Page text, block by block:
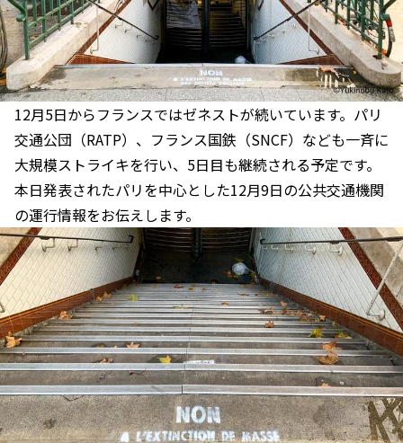
12月5日からフランスではゼネストが続いています。パリ
交通公団（RATP）、フランス国鉄（SNCF）なども一斉に
大規模ストライキを行い、5日目も継続される予定です。
本日発表されたパリを中心とした12月9日の公共交通機関
の運行情報をお伝えします。